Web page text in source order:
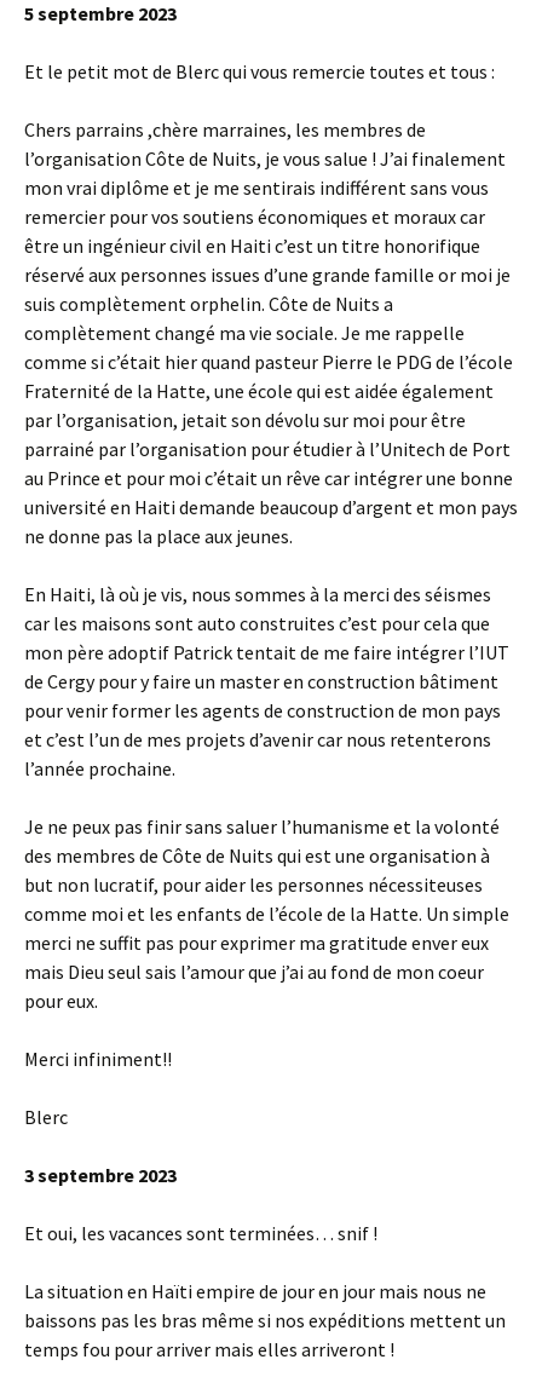
5 septembre 2023
Et le petit mot de Blerc qui vous remercie toutes et tous :
Chers parrains ,chère marraines, les membres de
l’organisation Côte de Nuits, je vous salue ! J’ai finalement
mon vrai diplôme et je me sentirais indifférent sans vous
remercier pour vos soutiens économiques et moraux car
être un ingénieur civil en Haiti c’est un titre honorifique
réservé aux personnes issues d’une grande famille or moi je
suis complètement orphelin. Côte de Nuits a
complètement changé ma vie sociale. Je me rappelle
comme si c’était hier quand pasteur Pierre le PDG de l’école
Fraternité de la Hatte, une école qui est aidée également
par l’organisation, jetait son dévolu sur moi pour être
parrainé par l’organisation pour étudier à l’Unitech de Port
au Prince et pour moi c’était un rêve car intégrer une bonne
université en Haiti demande beaucoup d’argent et mon pays
ne donne pas la place aux jeunes.
En Haiti, là où je vis, nous sommes à la merci des séismes
car les maisons sont auto construites c’est pour cela que
mon père adoptif Patrick tentait de me faire intégrer l’IUT
de Cergy pour y faire un master en construction bâtiment
pour venir former les agents de construction de mon pays
et c’est l’un de mes projets d’avenir car nous retenterons
l’année prochaine.
Je ne peux pas finir sans saluer l’humanisme et la volonté
des membres de Côte de Nuits qui est une organisation à
but non lucratif, pour aider les personnes nécessiteuses
comme moi et les enfants de l’école de la Hatte. Un simple
merci ne suffit pas pour exprimer ma gratitude enver eux
mais Dieu seul sais l’amour que j’ai au fond de mon coeur
pour eux.
Merci infiniment!!
Blerc
3 septembre 2023
Et oui, les vacances sont terminées… snif !
La situation en Haïti empire de jour en jour mais nous ne
baissons pas les bras même si nos expéditions mettent un
temps fou pour arriver mais elles arriveront !